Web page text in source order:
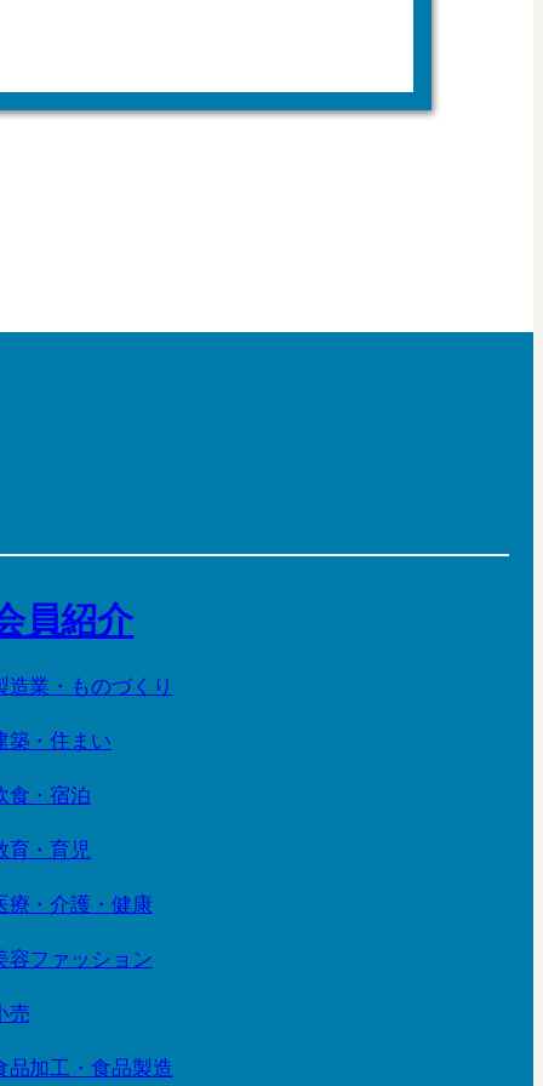
員紹介
造業・ものづくり
築・住まい
食・宿泊
育・育児
療・介護・健康
容ファッション
売
品加工・食品製造